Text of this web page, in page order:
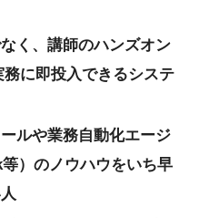
く、講師のハンズオン
に即投入できるシステ
ルや業務自動化エージ
）のノウハウをいち早